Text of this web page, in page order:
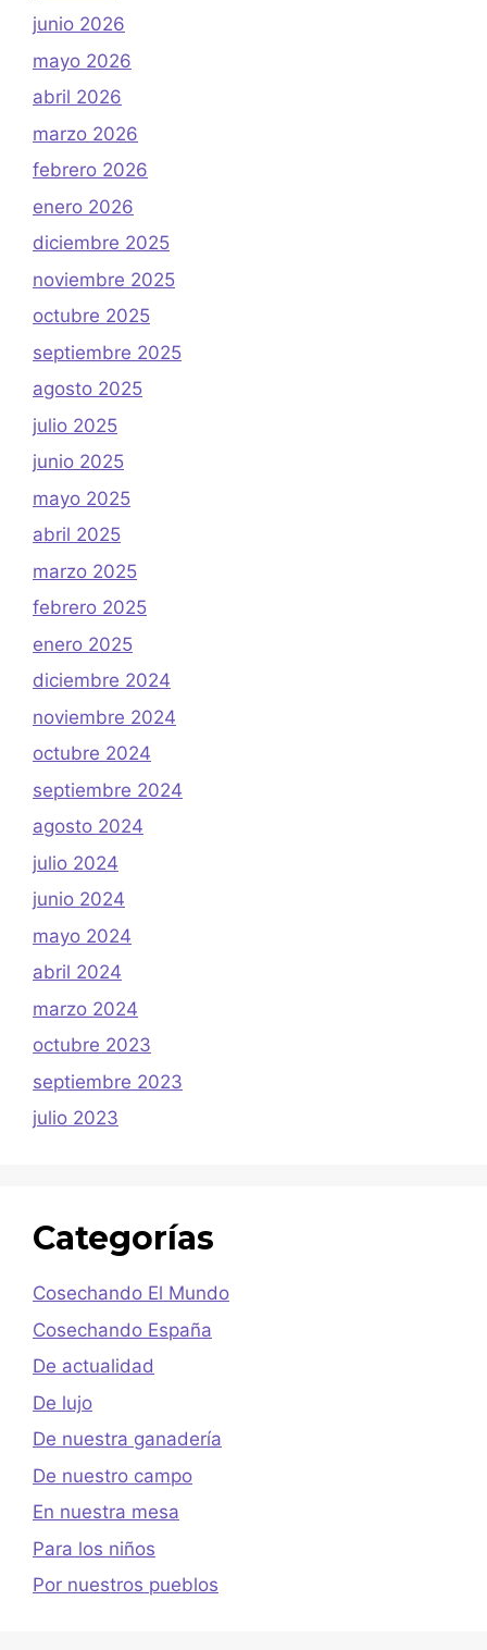
junio 2026
mayo 2026
abril 2026
marzo 2026
febrero 2026
enero 2026
diciembre 2025
noviembre 2025
octubre 2025
septiembre 2025
agosto 2025
julio 2025
junio 2025
mayo 2025
abril 2025
marzo 2025
febrero 2025
enero 2025
diciembre 2024
noviembre 2024
octubre 2024
septiembre 2024
agosto 2024
julio 2024
junio 2024
mayo 2024
abril 2024
marzo 2024
octubre 2023
septiembre 2023
julio 2023
Categorías
Cosechando El Mundo
Cosechando España
De actualidad
De lujo
De nuestra ganadería
De nuestro campo
En nuestra mesa
Para los niños
Por nuestros pueblos